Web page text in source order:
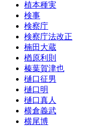
植本種実
検事
検察庁
検察庁法改正
楠田大蔵
楢原利則
榛葉賀津也
樋口征男
樋口明
樋口真人
横倉義武
横尾博